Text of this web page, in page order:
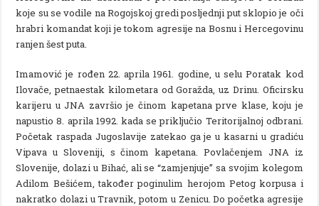
koje su se vodile na Rogojskoj gredi posljednji put sklopio je oči
hrabri komandat koji je tokom agresije na Bosnu i Hercegovinu
ranjen šest puta.
Imamović je rođen 22. aprila 1961. godine, u selu Poratak kod
Ilovače, petnaestak kilometara od Goražda, uz Drinu. Oficirsku
karijeru u JNA završio je činom kapetana prve klase, koju je
napustio 8. aprila 1992. kada se priključio Teritorijalnoj odbrani.
Početak raspada Jugoslavije zatekao ga je u kasarni u gradiću
Vipava u Sloveniji, s činom kapetana. Povlačenjem JNA iz
Slovenije, dolazi u Bihać, ali se “zamjenjuje” sa svojim kolegom
Adilom Bešićem, također poginulim herojom Petog korpusa i
nakratko dolazi u Travnik, potom u Zenicu. Do početka agresije